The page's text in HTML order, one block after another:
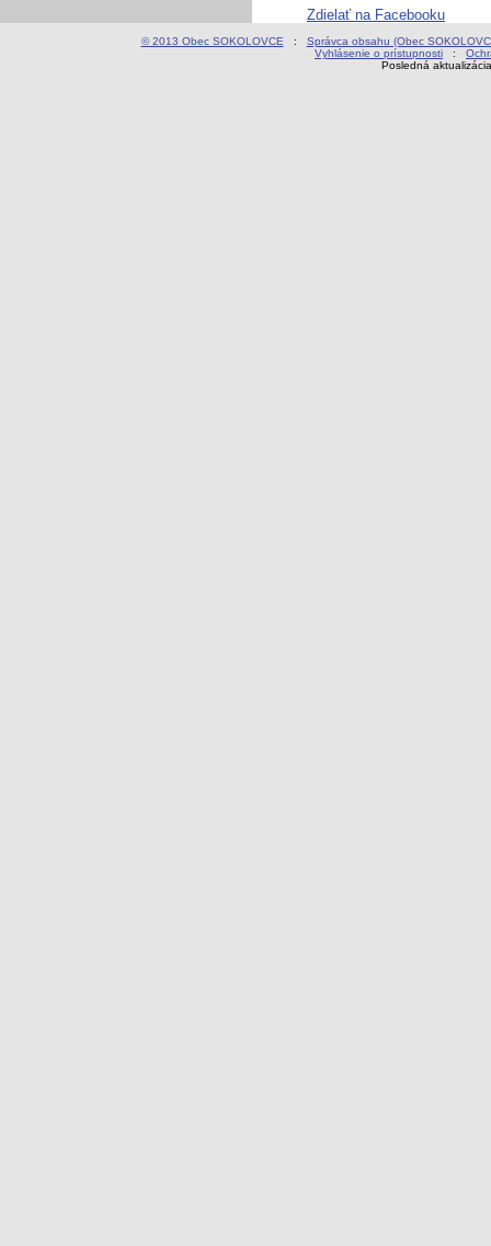
Zdielať na Facebooku
© 2013 Obec SOKOLOVCE : Správca obsahu (Obec
Vyhlásenie o prístupnosti :
Posledná